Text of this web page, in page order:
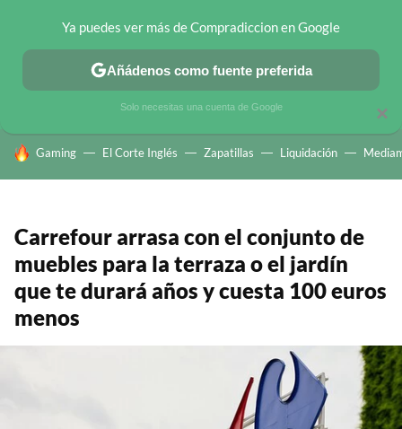
CHOLLOS TELEGRAM OFERTAS EN MÓVILES OFERTAS EN
HOY SE HABLA DE
Gaming El Corte Inglés Zapatillas Liquidación
Carrefour arrasa con el conjunto de
muebles para la terraza o el jardín
que te durará años y cuesta 100 euros
menos
×
Ya puedes ver más de Compradiccion en Google
Añádenos como fuente preferida
Solo necesitas una cuenta de Google